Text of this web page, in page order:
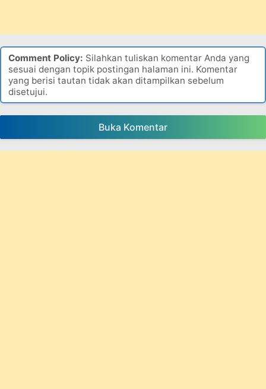
Comment Policy: Silahkan tuliskan komentar Anda yang
sesuai dengan topik postingan halaman ini. Komentar
yang berisi tautan tidak akan ditampilkan sebelum
disetujui.
Buka Komentar